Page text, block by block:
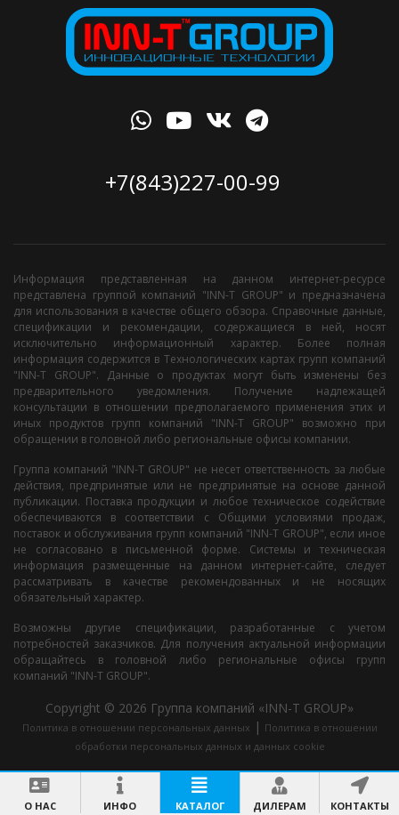
+7(843)227-00-99
О НАС ИНФО КАТАЛОГ ДИЛЕРАМ КОНТАКТЫ
Информация представленная на данном интернет-ресурсе
представлена группой компаний "INN-T GROUP" и предназначена
для использования в качестве общего обзора. Справочные данные,
спецификации и рекомендации, содержащиеся в ней, носят
исключительно информационный характер. Более полная
информация содержится в Технологических картах групп компаний
"INN-T GROUP". Данные о продуктах могут быть изменены без
предварительного уведомления. Получение надлежащей
консультации в отношении предполагаемого применения этих и
иных продуктов групп компаний "INN-T GROUP" возможно при
обращении в головной либо региональные офисы компании.
Группа компаний "INN-T GROUP" не несет ответственность за любые
действия, предпринятые или не предпринятые на основе данной
публикации. Поставка продукции и любое техническое содействие
обеспечиваются в соответствии с Общими условиями продаж,
поставок и обслуживания групп компаний "INN-T GROUP", если иное
не согласовано в письменной форме. Системы и техническая
информация размещенные на данном интернет-сайте, следует
рассматривать в качестве рекомендованных и не носящих
обязательный характер.
Возможны другие спецификации, разработанные с учетом
потребностей заказчиков. Для получения актуальной информации
обращайтесь в головной либо региональные офисы групп
компаний "INN-T GROUP".
Copyright © 2026 Группа компаний «INN-T GROUP»
Политика в отношении персональных данных | Политика в отношении
обработки персональных данных и данных cookie
Разработка сайта Интернет Идея